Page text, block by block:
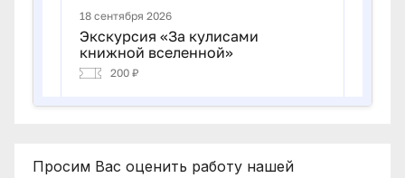
Просим Вас оценить работу нашей